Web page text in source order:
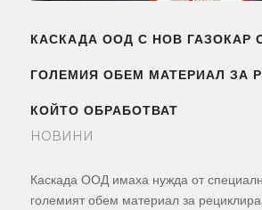
КАСКАДА ООД С НОВ ГАЗОКАР
ГОЛЕМИЯ ОБЕМ МАТЕРИАЛ ЗА
КОЙТО ОБРАБОТВАТ
НОВИНИ
Каскада ООД имаха нужда от
големият обем материал за